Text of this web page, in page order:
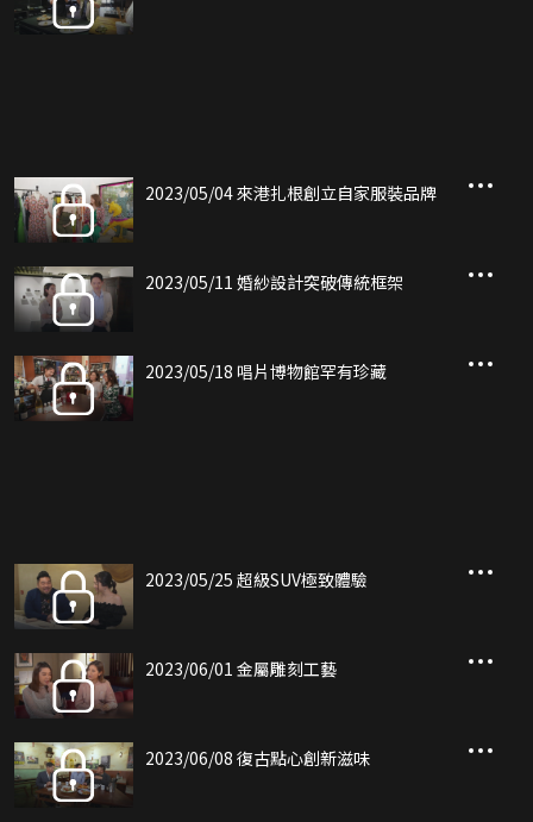
2023/05/04 來港扎根創立自家服裝品牌
2023/05/11 婚紗設計突破傳統框架
2023/05/18 唱片博物館罕有珍藏
2023/05/25 超級SUV極致體驗
2023/06/01 金屬雕刻工藝
2023/06/08 復古點心創新滋味